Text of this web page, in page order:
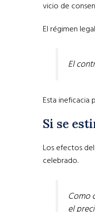
vicio de
El régimen
El
Esta ineficacia
Si se
Los efectos
celebrado.
Como
el